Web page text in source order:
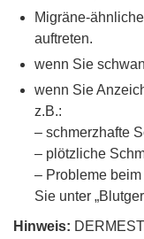
Migräne-
auftreten.
wenn Sie
wenn Sie
z.B.:
– schmerzhafte
– plötzliche
– Probleme
Sie unter
Hinweis: